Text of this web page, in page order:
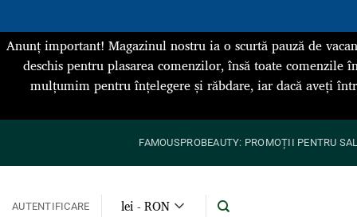
Anunț important! Magazinul nostru ia o scurtă pauză de
deschis pentru plasarea comenzilor, însă toate
mulțumim pentru înțelegere și răbdare, iar dacă aveți
content
FAMOUSPROBEAUTY: PROMOȚII PENTRU
AUTENTIFICARE lei - RON